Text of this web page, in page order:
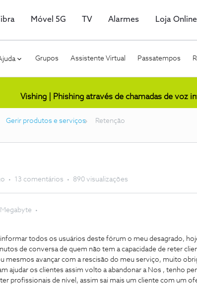
Móvel 5G TV Alarmes Loja Online
Grupos Assistente Virtual Passatempos
Vishing | Phishing através de chamadas de voz
Gerir produtos e serviços Retenção
13 comentários 890 visualizações
Megabyte
todos os usuários deste fórum o meu desagrado,
de conversa de quem não tem a capacidade de reter
mesmos avançar com a rescisão do meu serviço, muito
ajudar os clientes assim volto a abandonar a Nos , tenho
profissionais de nível, assim sai mais um cliente com um